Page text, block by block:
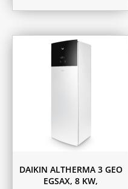
DAIKIN ALTHERMA 3 GEO
EGSAX, 8 KW,